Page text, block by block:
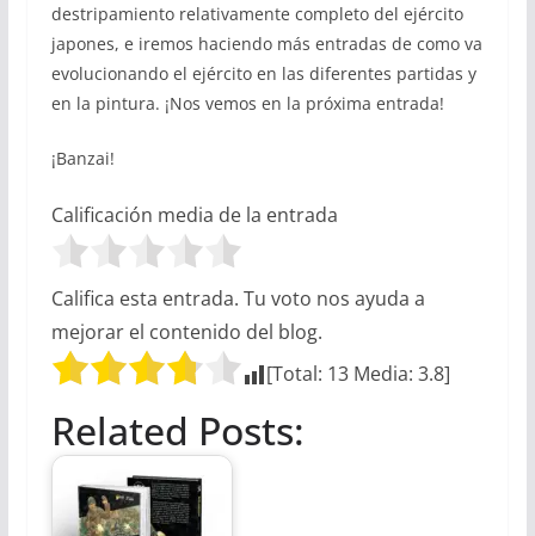
destripamiento relativamente completo del ejército
japones, e iremos haciendo más entradas de como va
evolucionando el ejército en las diferentes partidas y
en la pintura. ¡Nos vemos en la próxima entrada!
¡Banzai!
Calificación media de la entrada
Califica esta entrada. Tu voto nos ayuda a
mejorar el contenido del blog.
[Total: 13Media: 3.8]
Related Posts: